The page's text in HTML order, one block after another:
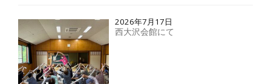
2026年7月17日
西大沢会館にて